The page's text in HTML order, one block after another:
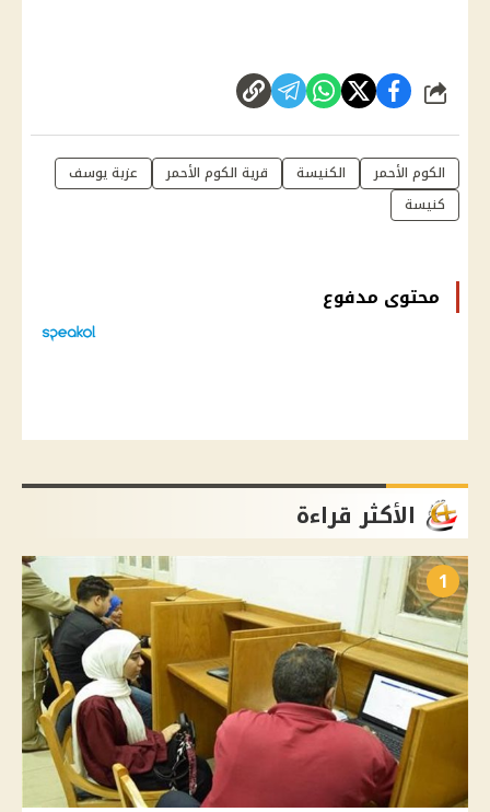
شارك
الكوم الأحمر الكنيسة قرية الكوم الأحمر
عزبة يوسف
كنيسة
محتوى مدفوع
الأكثر قراءة
1